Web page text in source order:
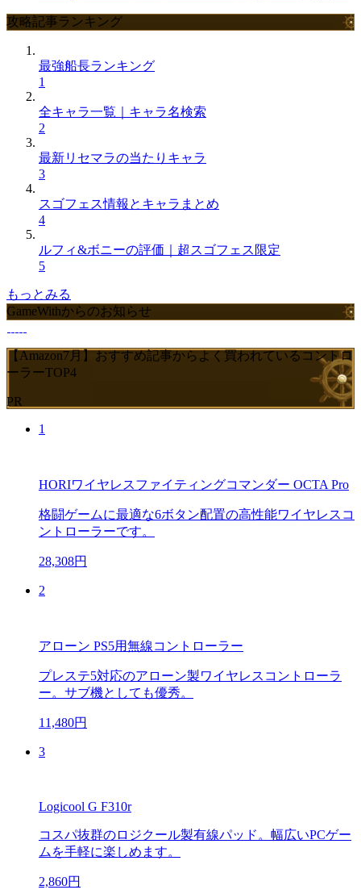
攻略記事ランキング
最強船長ランキング
1
全キャラ一覧｜キャラ名検索
2
最新リセマラの当たりキャラ
3
スゴフェス情報とキャラまとめ
4
ルフィ&ボニーの評価｜超スゴフェス限定
5
もっとみる
GameWithからのお知らせ
【Amazon7月】おすすめ記事からよく買われているコントロ
ーラーTOP4
PR
1
HORIワイヤレスファイティングコマンダー OCTA Pro
格闘ゲームに最適な6ボタン配置の高性能ワイヤレスコ
ントローラーです。
28,308円
2
アローン PS5用無線コントローラー
プレステ5対応のアローン製ワイヤレスコントローラ
ー。サブ機としても優秀。
11,480円
3
Logicool G F310r
コスパ抜群のロジクール製有線パッド。幅広いPCゲー
ムを手軽に楽しめます。
2,860円